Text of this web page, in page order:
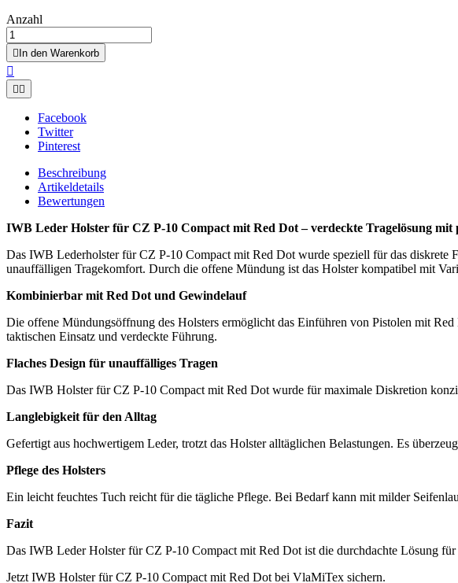
Anzahl
In den Warenkorb


Facebook
Twitter
Pinterest
Beschreibung
Artikeldetails
Bewertungen
IWB Leder Holster für CZ P-10 Compact mit Red Dot – verdeckte Tragelösung mit
Das IWB Lederholster für CZ P-10 Compact mit Red Dot wurde speziell für das
unauffälligen Tragekomfort. Durch die offene Mündung ist das Holster kompatibel mit
Kombinierbar mit Red Dot und Gewindelauf
Die offene Mündungsöffnung des Holsters ermöglicht das Einführen von Pistolen mit
taktischen Einsatz und verdeckte Führung.
Flaches Design für unauffälliges Tragen
Das IWB Holster für CZ P-10 Compact mit Red Dot wurde für maximale Diskretion
Langlebigkeit für den Alltag
Gefertigt aus hochwertigem Leder, trotzt das Holster alltäglichen Belastungen. Es
Pflege des Holsters
Ein leicht feuchtes Tuch reicht für die tägliche Pflege. Bei Bedarf kann mit milder
Fazit
Das IWB Leder Holster für CZ P-10 Compact mit Red Dot ist die durchdachte Lösung
Jetzt IWB Holster für CZ P-10 Compact mit Red Dot bei VlaMiTex sichern.